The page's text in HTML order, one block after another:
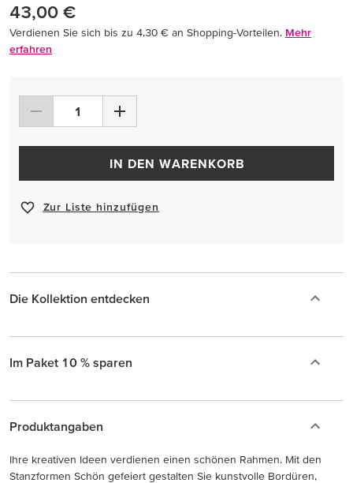
43,00 €
Verdienen Sie sich bis zu 4,30 € an Shopping-Vorteilen. Mehr
erfahren
IN DEN WARENKORB
Zur Liste hinzufügen
Die Kollektion entdecken
Im Paket 10 % sparen
Produktangaben
Ihre kreativen Ideen verdienen einen schönen Rahmen. Mit den
Stanzformen Schön gefeiert gestalten Sie kunstvolle Bordüren,